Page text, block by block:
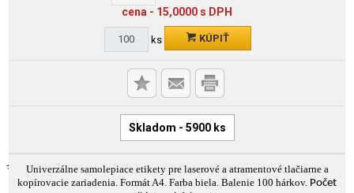
cena - 15,0000 s DPH
ks KÚPIŤ
Skladom - 5900 ks
Univerzálne samolepiace etikety pre laserové a atramentové tlačiarne a
kopírovacie zariadenia. Formát A4. Farba biela. Balenie 100 hárkov. Počet